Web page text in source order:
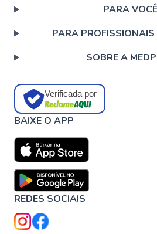
PARA VOCÊ
PARA PROFISSIONAIS
SOBRE A
Verificada por
BAIXE O APP
REDES SOCIAIS